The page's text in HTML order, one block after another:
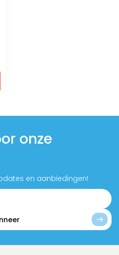
onze
en aanbiedingen!